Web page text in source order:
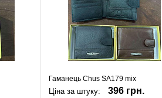
Гаманець Chus SA179 mix
Ціна за штуку: 396 грн.